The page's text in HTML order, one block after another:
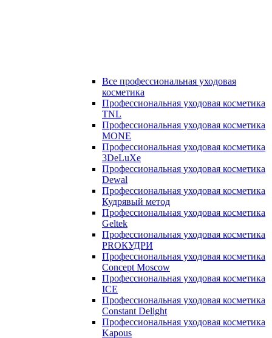
Все профессиональная уходовая
косметика
Профессиональная уходовая косметика
TNL
Профессиональная уходовая косметика
MONE
Профессиональная уходовая косметика
3DeLuXe
Профессиональная уходовая косметика
Dewal
Профессиональная уходовая косметика
Кудрявый метод
Профессиональная уходовая косметика
Geltek
Профессиональная уходовая косметика
PROКУДРИ
Профессиональная уходовая косметика
Concept Moscow
Профессиональная уходовая косметика
ICE
Профессиональная уходовая косметика
Constant Delight
Профессиональная уходовая косметика
Kapous